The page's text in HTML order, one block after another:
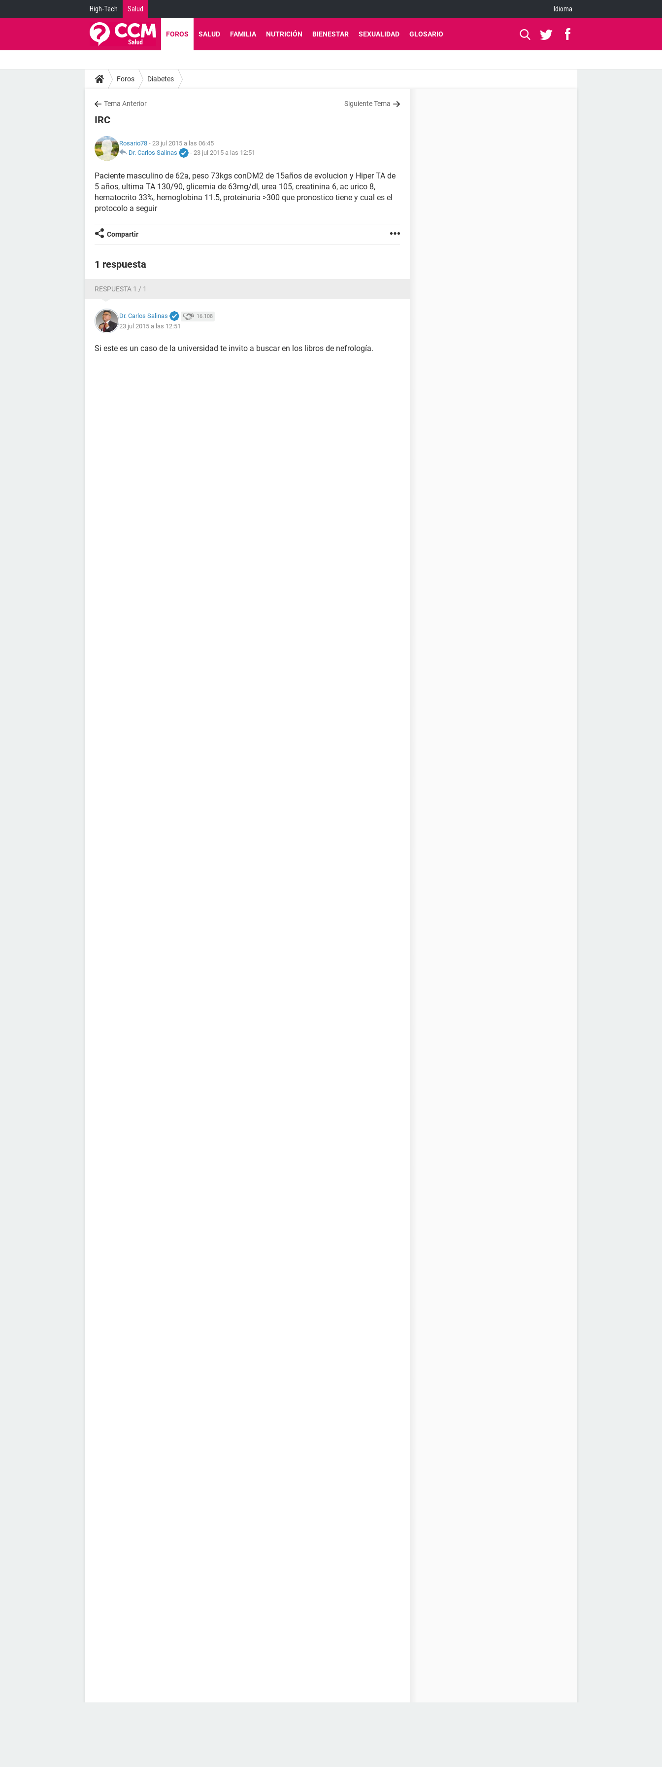
High-Tech Salud Idioma
FOROS SALUD FAMILIA NUTRICIÓN BIENESTAR SEXUALIDAD GLOSARIO
Foros Diabetes
Tema Anterior Siguiente Tema
IRC
Rosario78 - 23 jul 2015 a las 06:45
Dr. Carlos Salinas
- 23 jul 2015 a las 12:51
Paciente masculino de 62a, peso 73kgs conDM2 de 15años de evolucion y Hiper TA de
5 años, ultima TA 130/90, glicemia de 63mg/dl, urea 105, creatinina 6, ac urico 8,
hematocrito 33%, hemoglobina 11.5, proteinuria >300 que pronostico tiene y cual es el
protocolo a seguir
Compartir
1 respuesta
RESPUESTA 1 / 1
Dr. Carlos Salinas 16.108
23 jul 2015 a las 12:51
Si este es un caso de la universidad te invito a buscar en los libros de nefrología.